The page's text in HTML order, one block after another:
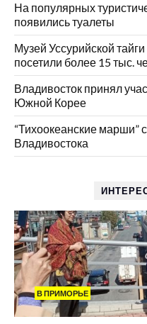
На популярных
появились туалеты
Музей Уссурийской
посетили более 15 тыс.
Владивосток принял
Южной Корее
“Тихоокеанские марши”
Владивостока
В ПРИМОРЬЕ